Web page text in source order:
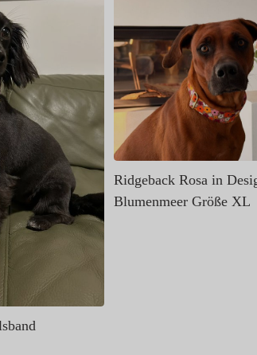
Ridgeback Rosa in
Blumenmeer Größe XL